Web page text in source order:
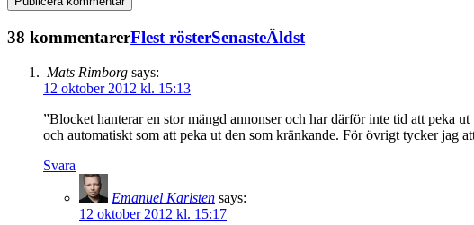
38 kommentarerFlest rösterSenasteÄldst
Mats Rimborg says:
12 oktober 2012 kl. 15:13
”Blocket hanterar en stor mängd annonser och har därför inte tid att peka
och automatiskt som att peka ut den som kränkande. För övrigt tycker jag
Svara
Emanuel Karlsten says:
12 oktober 2012 kl. 15:17